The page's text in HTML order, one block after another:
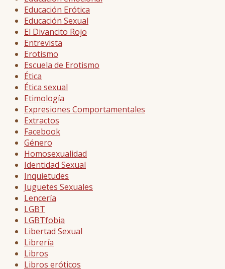
Educación Erótica
Educación Sexual
El Divancito Rojo
Entrevista
Erotismo
Escuela de Erotismo
Ética
Ética sexual
Etimología
Expresiones Comportamentales
Extractos
Facebook
Género
Homosexualidad
Identidad Sexual
Inquietudes
Juguetes Sexuales
Lencería
LGBT
LGBTfobia
Libertad Sexual
Librería
Libros
Libros eróticos